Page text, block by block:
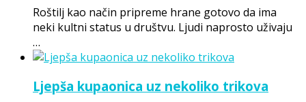
Roštilj kao način pripreme hrane gotovo da ima
neki kultni status u društvu. Ljudi naprosto uživaju
…
Ljepša kupaonica uz nekoliko trikova